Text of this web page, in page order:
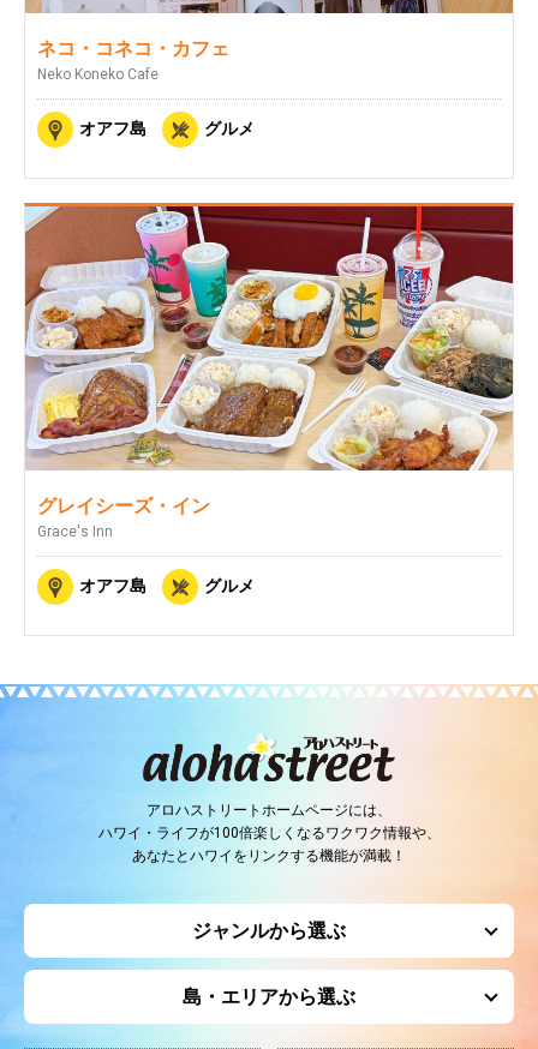
ネコ・コネコ・カフェ
Neko Koneko Cafe
オアフ島 グルメ
グレイシーズ・イン
Grace's Inn
オアフ島 グルメ
アロハストリートホームページには、
ハワイ・ライフが100倍楽しくなるワクワク情報や、
あなたとハワイをリンクする機能が満載！
ジャンルから選ぶ
島・エリアから選ぶ